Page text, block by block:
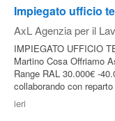
Impiegato ufficio
AxL Agenzia per il
IMPIEGATO UFFICIO
Martino Cosa Offriamo
Range RAL 30.000€ -
collaborando con reparto
ieri